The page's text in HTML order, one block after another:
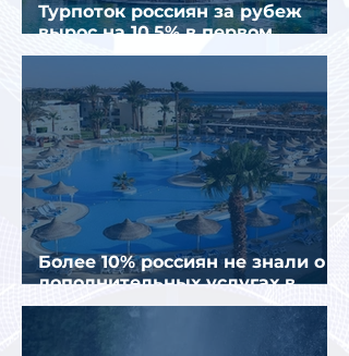
Турпоток россиян за рубеж
вырос на 10,5% в первом
полугодии 2026 года
Более 10% россиян не знали о
дополнительных услугах в
отелях